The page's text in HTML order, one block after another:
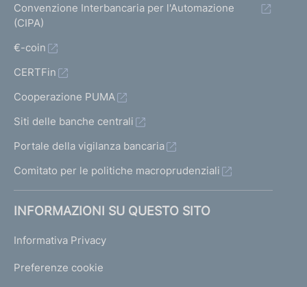
Convenzione Interbancaria per l'Automazione
(CIPA)
€-coin
CERTFin
Cooperazione PUMA
Siti delle banche centrali
Portale della vigilanza bancaria
Comitato per le politiche macroprudenziali
INFORMAZIONI SU QUESTO SITO
Informativa Privacy
Preferenze cookie